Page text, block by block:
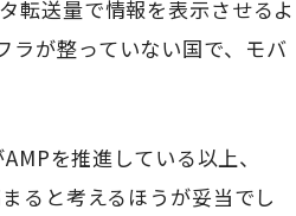
転送量で情報を表示させるよ
ラが整っていない国で、モバ
を推進している以上、
ると考えるほうが妥当でし